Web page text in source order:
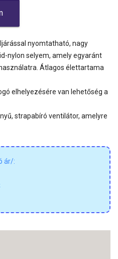
nyomtatható, nagy
nylon selyem, amely egyaránt
Átlagos élettartama
elhelyezésére van lehetőség a
strapabíró ventilátor, amelyre
ár/: